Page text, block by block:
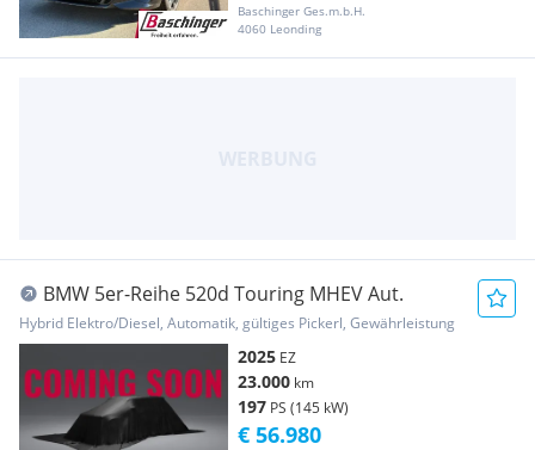
Baschinger Ges.m.b.H.
4060 Leonding
BMW 5er-Reihe 520d Touring MHEV Aut.
Hybrid Elektro/Diesel, Automatik, gültiges Pickerl, Gewährleistung
2025 EZ
23.000 km
197 PS (145 kW)
€ 56.980